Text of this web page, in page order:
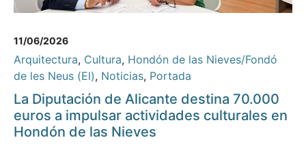
11/06/2026
Arquitectura, Cultura, Hondón de las Nieves/Fondó
de les Neus (El), Noticias, Portada
La Diputación de Alicante destina 70.000
euros a impulsar actividades culturales en
Hondón de las Nieves